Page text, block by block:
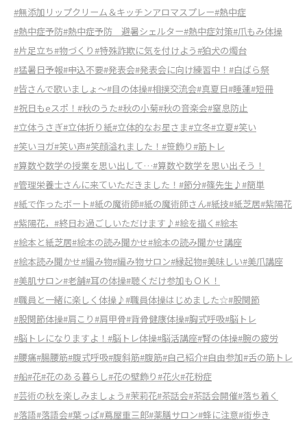
#無添加リップクリーム＆キッチンアロマスプレー#熱中症
#熱中症予防#熱中症予防 避暑シェルター#熱中症対策#爪もみ体操
#片足立ち#物づくり#特殊詐欺に気を付けよう#狛犬の燭台
#猛暑日予報#申込不要#発表会#発表会に向け練習中！ #白ばら祭
#皆さんで歌いましょ～#目の体操#相撲交流会#真夏日#睡蓮#短冊
#祝日もeスポ！ #秋のうた#秋の小菊#秋の音楽会#窒息防止
#立体うさぎ#立体折り紙#立体的なお星さま#立冬#立夏#笑い
#笑いヨガ#笑い声#笑顔溢れました！ #笹飾り#筋トレ
#算数や数学の授業を思い出して…#算数や数学を思い出そう！
#管理栄養士さんに来ていただきました！ #節分#篠先生♪#簡単
#紙で作ったボート#紙の魔術師#紙の魔術師さん#紙技#紙芝居#紫陽花
#紫陽花， #終日お過ごしいただけます♪#絵を描く #絵本
#絵本と紙芝居#絵本の読み聞かせ#絵本の読み聞かせ講座
#絵本読み聞かせ#編み物#編み物サロン#縁起物#美味しい#美爪講座
#美肌サロン#老舗#耳の体操#聴くだけ参加もＯＫ！
#職員と一緒に楽しく体操♪#職員体操はじめました☆#股関節
#股関節体操#肩こり#肩甲骨#背骨健康体操#胸式呼吸#脳トレ
#脳トレになりますよ！ #脳トレ体操#脳活講座#腎の体操#腕の疲労
#腰痛#腸腰筋#腹式呼吸#腹斜筋#腹筋#自己紹介#自由参加#舌の筋トレ
#船#花#花のある暮らし#花の壁飾り#花火#花粉症
#芸術の秋を楽しみましょう#茉莉花#茶話会#茶話会開催#落ち着く
#落語#落語会#葉っぱ#蔦屋重三郎#薬膳サロン#蜂に注意#街歩き